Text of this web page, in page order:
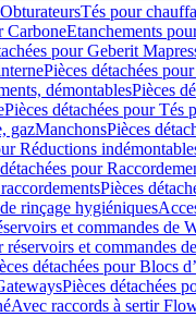
Tés pour
CarboneEtanchements
pour Geberit
Pièces détachées
démontablesPièces
Pièces détachées pour Tés
gazManchonsPièces
Réductions
pour
Pièces
rinçage hygiéniques
et commandes de
réservoirs et commandes
détachées pour Blocs
Pièces détachées
Avec raccords à sertir